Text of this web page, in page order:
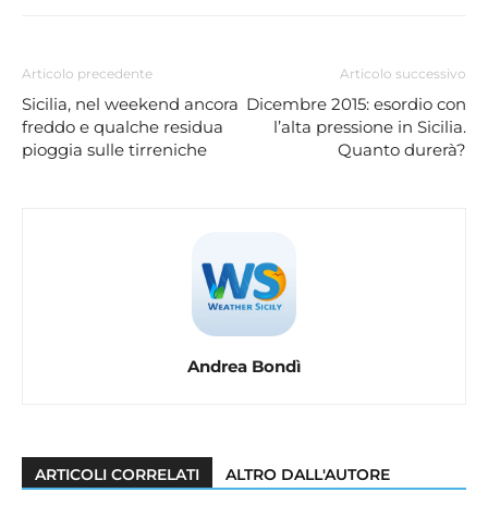
Articolo precedente
Sicilia, nel weekend ancora
freddo e qualche residua
pioggia sulle tirreniche
Articolo successivo
Dicembre 2015: esordio con
l’alta pressione in Sicilia.
Quanto durerà?
Andrea Bondì
ARTICOLI CORRELATI ALTRO DALL'AUTORE